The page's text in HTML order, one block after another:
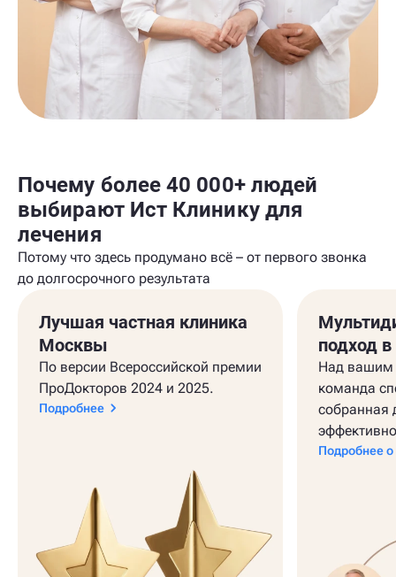
Почему более 40 000+ людей
выбирают Ист Клинику для
лечения
Потому что здесь продумано всё – от первого звонка
до долгосрочного результата
Лучшая частная клиника
Москвы
По версии Всероссийской премии
ПроДокторов 2024 и 2025.
Подробнее
подход
Над вашим
команда
собранная
Подробнее о